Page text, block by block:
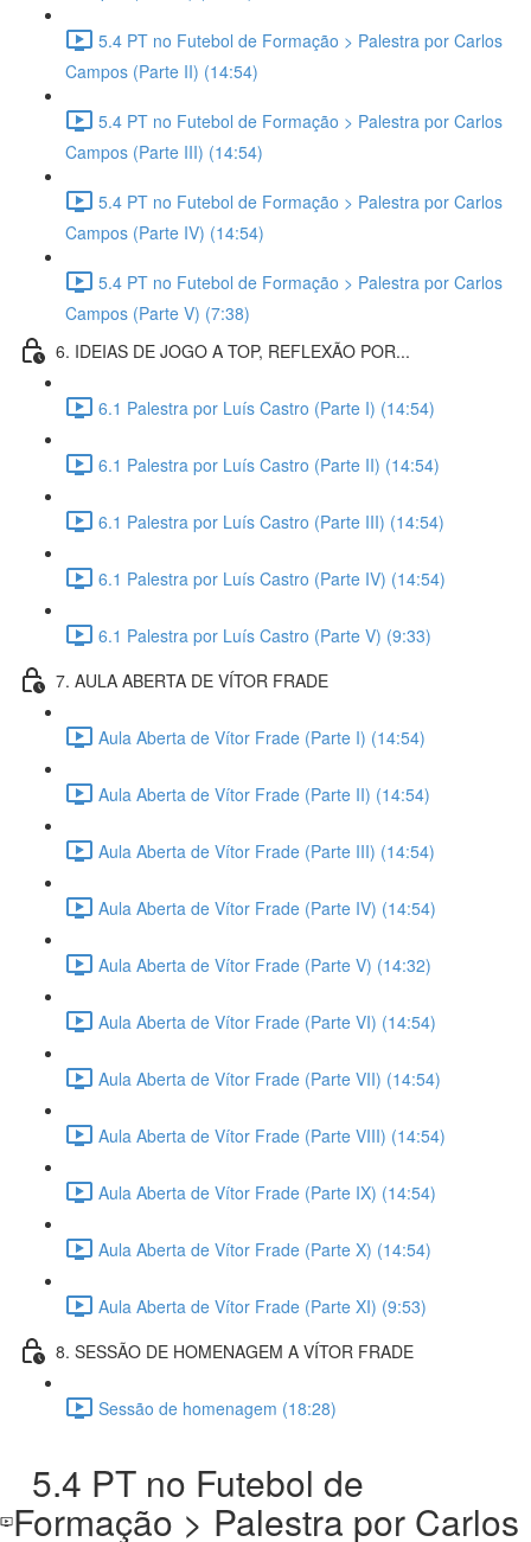
5.4 PT no Futebol de Formação > Palestra por Carlos
Campos (Parte II) (14:54)
5.4 PT no Futebol de Formação > Palestra por Carlos
Campos (Parte III) (14:54)
5.4 PT no Futebol de Formação > Palestra por Carlos
Campos (Parte IV) (14:54)
5.4 PT no Futebol de Formação > Palestra por Carlos
Campos (Parte V) (7:38)
6. IDEIAS DE JOGO A TOP, REFLEXÃO POR...
6.1 Palestra por Luís Castro (Parte I) (14:54)
6.1 Palestra por Luís Castro (Parte II) (14:54)
6.1 Palestra por Luís Castro (Parte III) (14:54)
6.1 Palestra por Luís Castro (Parte IV) (14:54)
6.1 Palestra por Luís Castro (Parte V) (9:33)
7. AULA ABERTA DE VÍTOR FRADE
Aula Aberta de Vítor Frade (Parte I) (14:54)
Aula Aberta de Vítor Frade (Parte II) (14:54)
Aula Aberta de Vítor Frade (Parte III) (14:54)
Aula Aberta de Vítor Frade (Parte IV) (14:54)
Aula Aberta de Vítor Frade (Parte V) (14:32)
Aula Aberta de Vítor Frade (Parte VI) (14:54)
Aula Aberta de Vítor Frade (Parte VII) (14:54)
Aula Aberta de Vítor Frade (Parte VIII) (14:54)
Aula Aberta de Vítor Frade (Parte IX) (14:54)
Aula Aberta de Vítor Frade (Parte X) (14:54)
Aula Aberta de Vítor Frade (Parte XI) (9:53)
8. SESSÃO DE HOMENAGEM A VÍTOR FRADE
Sessão de homenagem (18:28)
5.4 PT no Futebol de
Formação > Palestra por Carlos